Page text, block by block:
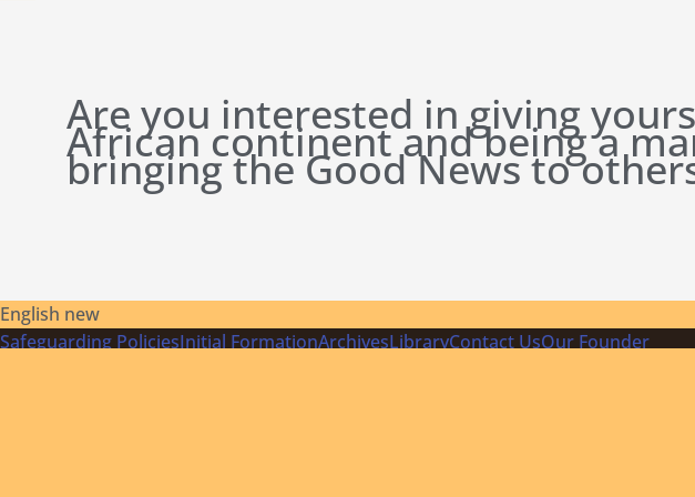
Are you interested in giving
African continent and being a
bringing the Good News to
English new
Safeguarding PoliciesInitial FormationArchivesLibraryContact UsOur Founder